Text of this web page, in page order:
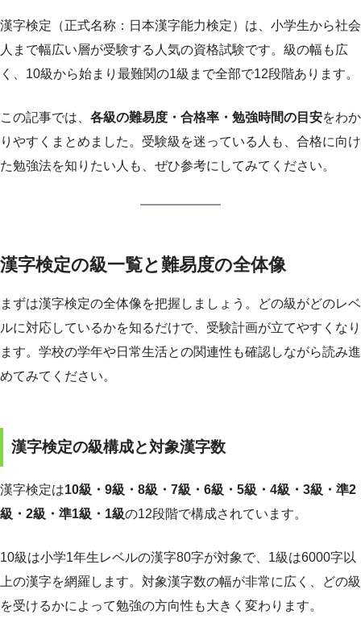
漢字検定（正式名称：日本漢字能力検定）は、小学生から社会
人まで幅広い層が受験する人気の資格試験です。級の幅も広
く、10級から始まり最難関の1級まで全部で12段階あります。
この記事では、 各級の難易度・合格率・勉強時間の目安をわか
りやすくまとめました。受験級を迷っている人も、合格に向け
た勉強法を知りたい人も、ぜひ参考にしてみてください。
漢字検定の級一覧と難易度の全体像
まずは漢字検定の全体像を把握しましょう。どの級がどのレベ
ルに対応しているかを知るだけで、受験計画が立てやすくなり
ます。学校の学年や日常生活との関連性も確認しながら読み進
めてみてください。
漢字検定の級構成と対象漢字数
漢字検定は10級・9級・8級・7級・6級・5級・4級・3級・準2
級・2級・準1級・1級の12段階で構成されています。
10級は小学1年生レベルの漢字80字が対象で、1級は6000字以
上の漢字を網羅します。対象漢字数の幅が非常に広く、どの級
を受けるかによって勉強の方向性も大きく変わります。